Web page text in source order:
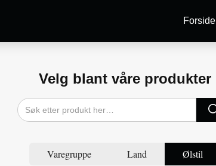
Forside
Velg blant våre produkter
Varegruppe Land Ølstil